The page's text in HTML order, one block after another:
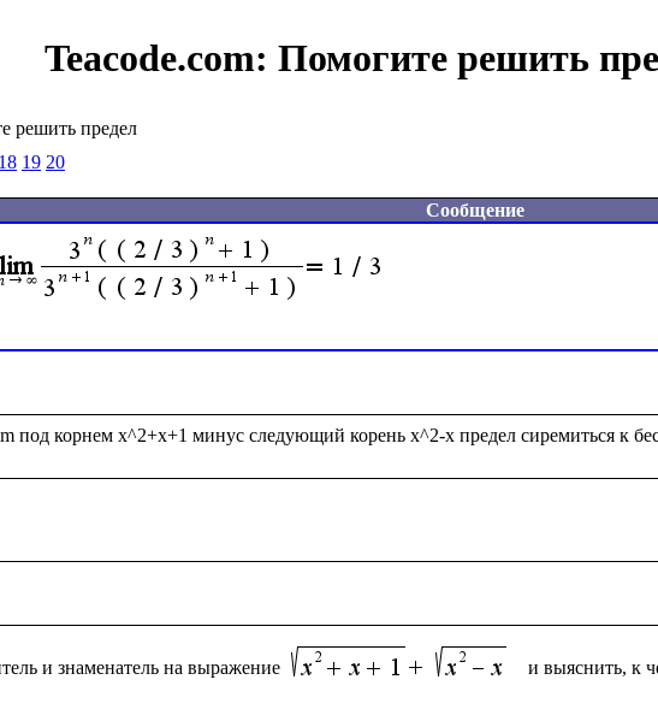
Teacode.com: Помогите решить
решить предел
18 19 20
Сообщение
и знаменатель на выражение и выяснить, к